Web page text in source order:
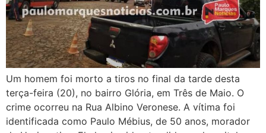
Um homem foi morto a tiros no final da tarde desta
terça-feira (20), no bairro Glória, em Três de Maio. O
crime ocorreu na Rua Albino Veronese. A vítima foi
identificada como Paulo Mébius, de 50 anos, morador